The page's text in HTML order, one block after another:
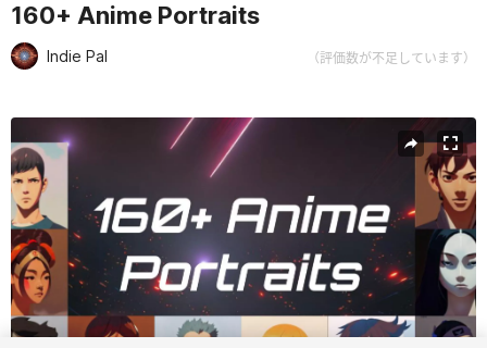
160+ Anime Portraits
Indie Pal （評価数が不足しています）
現在のスライド：1 / 6